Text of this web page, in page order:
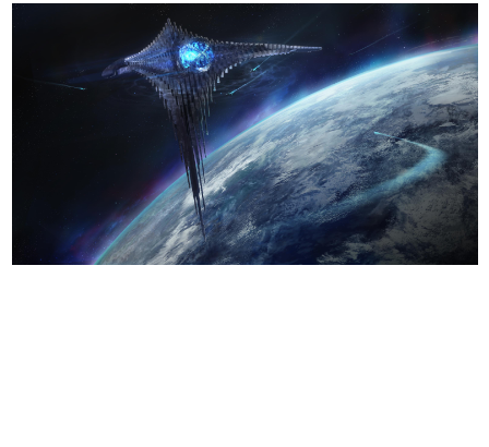
画です。
日本モバイルゲーム産業史
日本のモバイルゲーム史における主要なトピック・タイト
ルを網羅するほか、開発者へのインタビューや識者による
解説を掲載。約20年の歴史が一望できる決定版！
若ゲのいたり〜ゲームクリエイターの青春〜
『うつヌケ』『ペンと箸』等で知られるマンガ家・田中圭
一先生によるゲーム業界レポートマンガです。
なんでゲームは面白い？
ゲーム開発者・hamatsu氏がゲームの魅力を画面や操作の
具体的な形から解き明かしていく、硬派で骨太な評論連載